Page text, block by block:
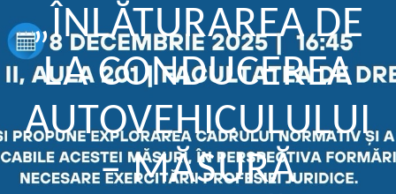
„ÎNLĂTURAREA DE
LA CONDUCEREA
AUTOVEHICULULUI
– MĂSURĂ